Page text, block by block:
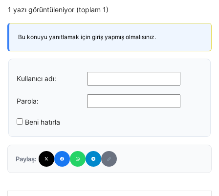
1 yazı görüntüleniyor (toplam 1)
Bu konuyu yanıtlamak için giriş yapmış olmalısınız.
Kullanıcı adı:
Parola:
Beni hatırla
Paylaş: